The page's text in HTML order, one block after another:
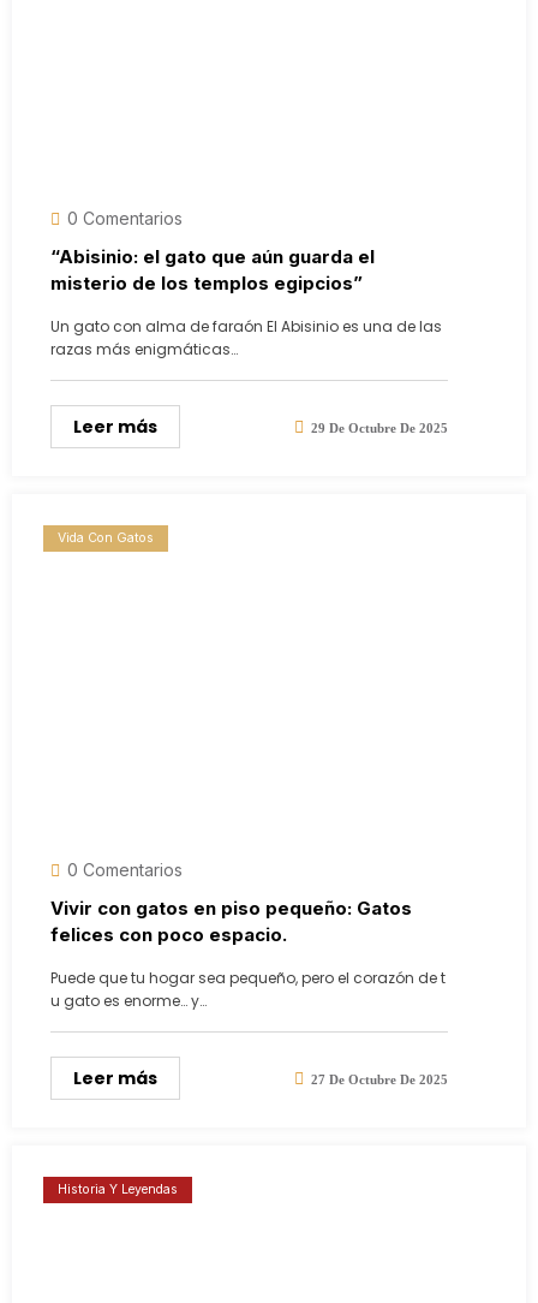
0 Comentarios
“Abisinio: el gato que aún guarda el
misterio de los templos egipcios”
Un gato con alma de faraón El Abisinio es una de las
razas más enigmáticas…
Leer más 29 De Octubre De 2025
Vida Con Gatos
0 Comentarios
Vivir con gatos en piso pequeño: Gatos
felices con poco espacio.
Puede que tu hogar sea pequeño, pero el corazón de t
u gato es enorme… y…
Leer más 27 De Octubre De 2025
Historia Y Leyendas